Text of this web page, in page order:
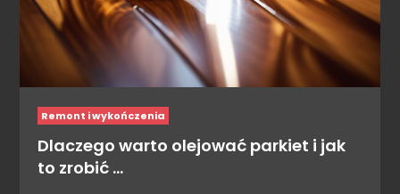
Remont i wykończenia
Dlaczego warto olejować parkiet i jak
to zrobić …